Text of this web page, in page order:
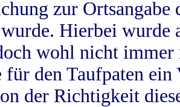
zur
Hierbei wurde
wohl nicht
für den Taufpaten
der Richtigkeit